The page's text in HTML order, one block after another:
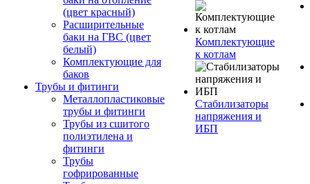
(цвет красный)
Расширительные
баки на ГВС (цвет
белый)
Комплектующие для
баков
Трубы и фитинги
Металлопластиковые
трубы и фитинги
Трубы из сшитого
полиэтилена и
фитинги
Трубы
гофрированные
Комплектующие
к котлам
Стабилизаторы
напряжения и
ИБП